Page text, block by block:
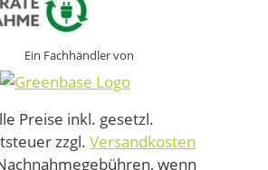
Ein Fachhändler von
Preise inkl. gesetzl.
zzgl. Versandkosten
wenn